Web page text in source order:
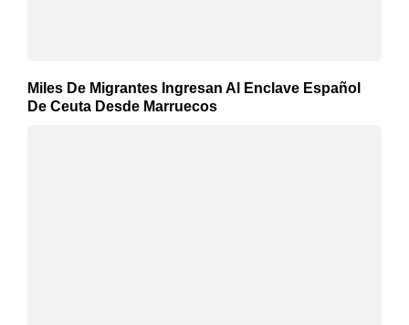
Miles De Migrantes Ingresan Al Enclave Español
De Ceuta Desde Marruecos